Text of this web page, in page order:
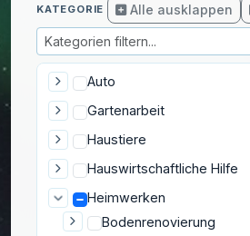
KATEGORIE Alle ausklappen
Auto
Gartenarbeit
Haustiere
Hauswirtschaftliche Hilfe
Heimwerken
Bodenrenovierung